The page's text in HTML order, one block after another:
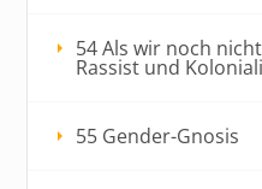
54 Als wir noch
Rassist und
55 Gender-Gnosis